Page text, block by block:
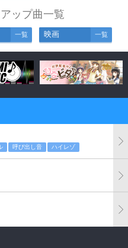
ップ曲一覧
一覧 映画 一覧
呼び出し音 ハイレゾ